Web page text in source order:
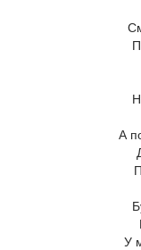
А
У